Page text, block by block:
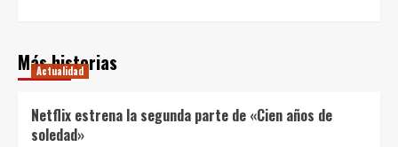
Más historias
Actualidad
Netflix estrena la segunda parte de «Cien años de
soledad»